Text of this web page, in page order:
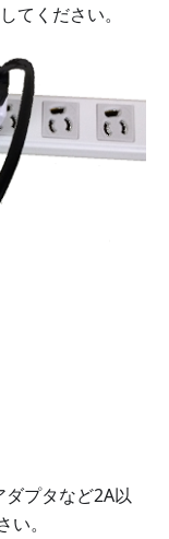
てください。
ダプタなど2A以
。